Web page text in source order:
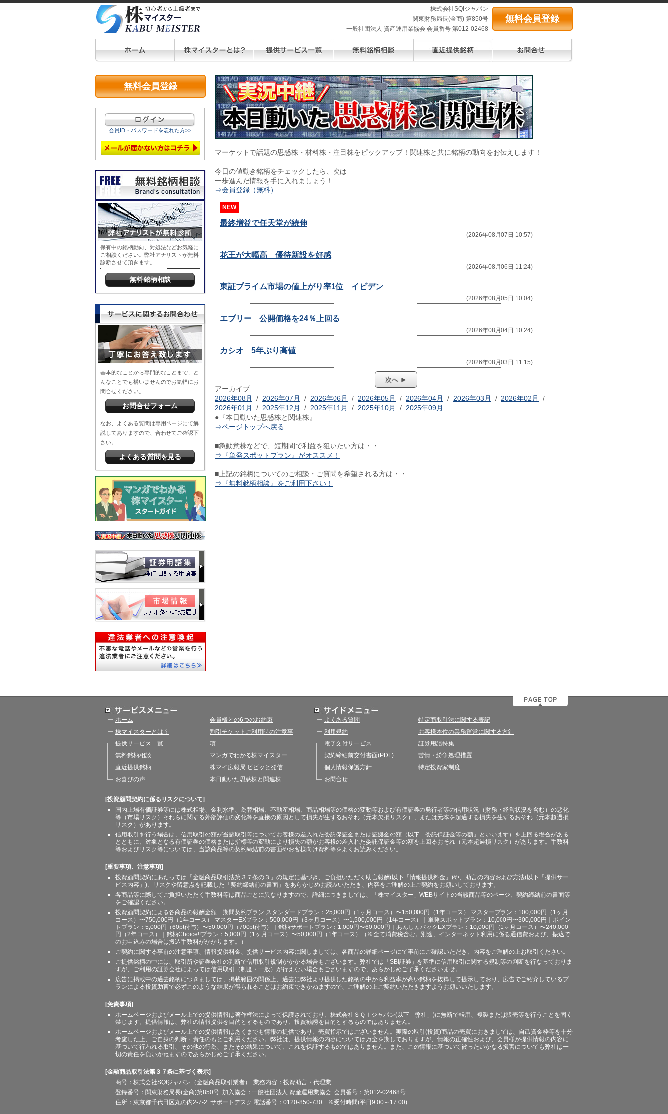
株式会社SQIジャパン
関東財務局長(金商) 第850号
一般社団法人 資産運用業協会 会員番号 第012-02468
無料会員登録
無料会員登録
会員ID・パスワードを忘れた方>>
保有中の銘柄動向、対処法などお気軽に
ご相談ください。弊社アナリストが無料
診断させて頂きます。
無料銘柄相談
基本的なことから専門的なことまで、ど
んなことでも構いませんのでお気軽にお
問合せください。
お問合せフォーム
なお、よくある質問は専用ページにて解
説してありますので、合わせてご確認下
さい。
よくある質問を見る
マーケットで話題の思惑株・材料株・注目株をピックアップ！関連株と共に銘柄の動向をお伝えします！
今日の値動き銘柄をチェックしたら、次は
一歩進んだ情報を手に入れましょう！
⇒会員登録（無料）
NEW
最終増益で任天堂が続伸
(2026年08月07日 10:57)
花王が大幅高 優待新設を好感
(2026年08月06日 11:24)
東証プライム市場の値上がり率1位 イビデン
(2026年08月05日 10:04)
エブリー 公開価格を24％上回る
(2026年08月04日 10:24)
カシオ 5年ぶり高値
(2026年08月03日 11:15)
次へ ►
アーカイブ
2026年08月
/ 2026年07月 / 2026年06月 / 2026年05月 / 2026年04月 / 2026年03月 / 2026年02月
/
2026年01月
/ 2025年12月 / 2025年11月 / 2025年10月 / 2025年09月
●『本日動いた思惑株と関連株』
⇒ページトップへ戻る
■急動意株などで、短期間で利益を狙いたい方は・・
⇒『単発スポットプラン』がオススメ！
■上記の銘柄についてのご相談・ご質問を希望される方は・・
⇒『無料銘柄相談』をご利用下さい！
ホーム
株マイスターとは？
提供サービス一覧
無料銘柄相談
直近提供銘柄
お喜びの声
会員様との6つのお約束
割引チケットご利用時の注意事
項
マンガでわかる株マイスター
株マイ広報局 ビビッと発信
本日動いた思惑株と関連株
よくある質問
利用規約
電子交付サービス
契約締結前交付書面(PDF)
個人情報保護方針
お問合せ
特定商取引法に関する表記
お客様本位の業務運営に関する方針
証券用語特集
苦情・紛争処理措置
特定投資家制度
[投資顧問契約に係るリスクについて]
国内上場有価証券等には株式相場、金利水準、為替相場、不動産相場、商品相場等の価格の変動等および有価証券の発行者等の信用状況（財務・経営状況を含む）の悪化
等（市場リスク）それらに関する外部評価の変化等を直接の原因として損失が生ずるおそれ（元本欠損リスク）、または元本を超過する損失を生ずるおそれ（元本超過損
リスク）があります。
信用取引を行う場合は、信用取引の額が当該取引等についてお客様の差入れた委託保証金または証拠金の額（以下「委託保証金等の額」といいます）を上回る場合がある
とともに、対象となる有価証券の価格または指標等の変動により損失の額がお客様の差入れた委託保証金等の額を上回るおそれ（元本超過損リスク）があります。手数料
等およびリスク等については、当該商品等の契約締結前の書面やお客様向け資料等をよくお読みください。
[重要事項、注意事項]
投資顧問契約にあたっては「金融商品取引法第３７条の３」の規定に基づき、ご負担いただく助言報酬(以下「情報提供料金」)や、助言の内容および方法(以下「提供サー
ビス内容」)、リスクや留意点を記載した「契約締結前の書面」をあらかじめお読みいただき、内容をご理解の上ご契約をお願いしております。
各商品等に際してご負担いただく手数料等は商品ごとに異なりますので、詳細につきましては、「株マイスター」WEBサイトの当該商品等のページ、契約締結前の書面等
をご確認ください。
投資顧問契約による各商品の報酬金額 期間契約プラン スタンダードプラン：25,000円（1ヶ月コース）〜150,000円（1年コース） マスタープラン：100,000円（1ヶ月
コース）〜750,000円（1年コース） マスターEXプラン：500,000円（3ヶ月コース）〜1,500,000円（1年コース）｜単発スポットプラン：10,000円〜300,000円｜ポイン
トプラン：5,000円（60pt付与）〜50,000円（700pt付与）｜銘柄サポートプラン：1,000円〜60,000円｜あんしんパックEXプラン：10,000円（1ヶ月コース）〜240,000
円（2年コース）｜銘柄Choice!!プラン：5,000円（1ヶ月コース）〜50,000円（1年コース）（※全て消費税含む。別途、インターネット利用に係る通信費および、振込で
のお申込みの場合は振込手数料がかかります。）
ご契約に関する事前の注意事項、情報提供料金、提供サービス内容に関しましては、各商品の詳細ページにて事前にご確認いただき、内容をご理解の上お取引ください。
ご提供銘柄の中には、取引所や証券会社の判断で信用取引規制がかかる場合もございます。弊社では「SBI証券」を基準に信用取引に関する規制等の判断を行なっておりま
すが、ご利用の証券会社によっては信用取引（制度・一般）が行えない場合もございますので、あらかじめご了承くださいませ。
広告に掲載中の過去銘柄につきましては、掲載範囲の関係上、過去に弊社より提供した銘柄の中から利益率が高い銘柄を抜粋して提示しており、広告でご紹介しているプ
ランによる投資助言で必ずこのような結果が得られることはお約束できかねますので、ご理解の上ご契約いただきますようお願いいたします。
[免責事項]
ホームページおよびメール上での提供情報は著作権法によって保護されており、株式会社ＳＱＩジャパン(以下「弊社」)に無断で転用、複製または販売等を行うことを固く
禁じます。提供情報は、弊社の情報提供を目的とするものであり、投資勧誘を目的とするものではありません。
ホームページおよびメール上での提供情報はあくまでも情報の提供であり、売買指示ではございません。実際の取引(投資)商品の売買におきましては、自己資金枠等を十分
考慮した上、ご自身の判断・責任のもとご利用ください。弊社は、提供情報の内容については万全を期しておりますが、情報の正確性および、会員様が提供情報の内容に
基づいて行われる取引、その他の行為、またその結果について、これを保証するものではありません。また、この情報に基づいて被ったいかなる損害についても弊社は一
切の責任を負いかねますのであらかじめご了承ください。
[金融商品取引法第３７条に基づく表示]
商号：株式会社SQIジャパン（金融商品取引業者） 業務内容：投資助言・代理業
登録番号：関東財務局長(金商)第850号 加入協会：一般社団法人 資産運用業協会 会員番号：第012-02468号
住所：東京都千代田区丸の内2-7-2 サポートデスク 電話番号：0120-850-730 ※受付時間(平日9:00～17:00)